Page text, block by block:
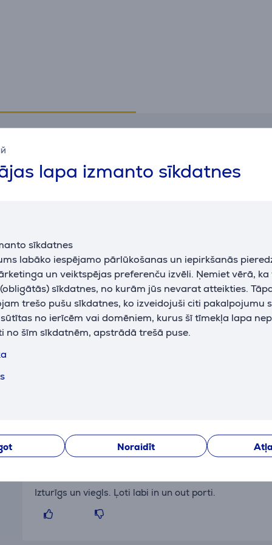
lapa izmanto sīkdatnes
sīkdatnes
labāko iespējamo pārlūkošanas un iepirkšanās
un veiktspējas preferenču izvēli. Ņemiet vērā,
sīkdatnes, no kurām jūs nevarat atteikties.
trešo pušu sīkdatnes, ko izveidojuši citi pakalpojumu
sūtītas no ierīcēm vai domēniem, kurus šī tīmekļa lapa
no šīm sīkdatnēm, apstrādā trešā puse.
Noraidīt
Specifikācija
Savienojums
Vispārējais parametrs
ražotājs
Hama
krāsa
melna
Izturīgs un viegls. Ļoti labi in un out porti.